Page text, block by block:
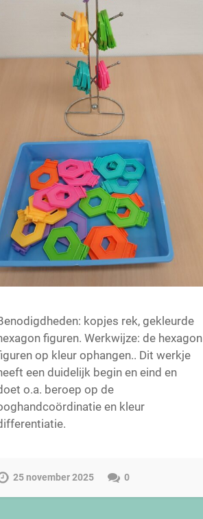
kopjes rek, gekleurde
figuren. Werkwijze: de hexagon
op kleur ophangen.. Dit werkje
een duidelijk begin en eind en
o.a. beroep op de
en kleur
25 november 2025 0